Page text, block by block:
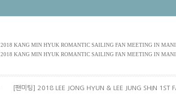
2018 KANG MIN HYUK ROMANTIC SAILING FAN MEETING IN
2018 KANG MIN HYUK ROMANTIC SAILING FAN MEETING IN
[팬미팅] 2018 LEE JONG HYUN & LEE JUNG SHIN 1ST